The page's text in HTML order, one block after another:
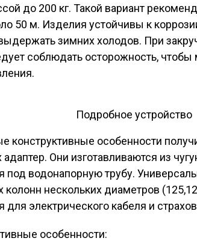
до 200 кг. Такой вариант
50 м. Изделия устойчивы к
зимних холодов. При
соблюдать осторожность, чтобы
Подробное устройство
конструктивные особенности
Они изготавливаются из
под водонапорную трубу.
колонн нескольких диаметров
для электрического кабеля и
особенности: